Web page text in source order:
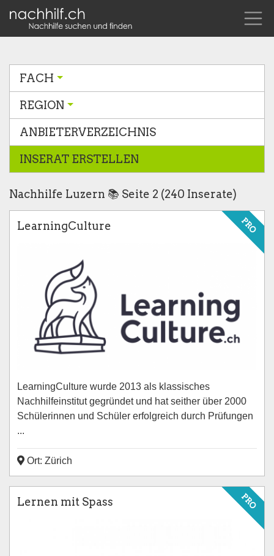
FACH
REGION
ANBIETERVERZEICHNIS
INSERAT ERSTELLEN
Nachhilfe Luzern 📚 Seite 2 (240 Inserate)
PRO
LearningCulture
LearningCulture wurde 2013 als klassisches
Nachhilfeinstitut gegründet und hat seither über 2000
Schülerinnen und Schüler erfolgreich durch Prüfungen
...
Ort: Zürich
PRO
Lernen mit Spass